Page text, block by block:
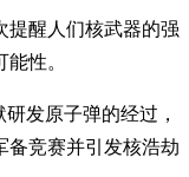
提醒人们核武器的强
性。
发原子弹的经过，
备竞赛并引发核浩劫